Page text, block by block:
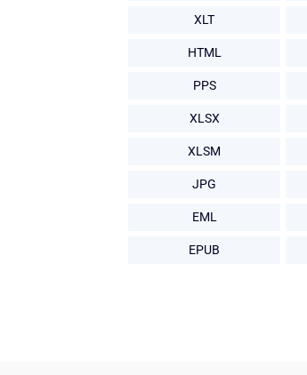
XLT
HTML
PPS
XLSX
XLSM
JPG
EML
EPUB